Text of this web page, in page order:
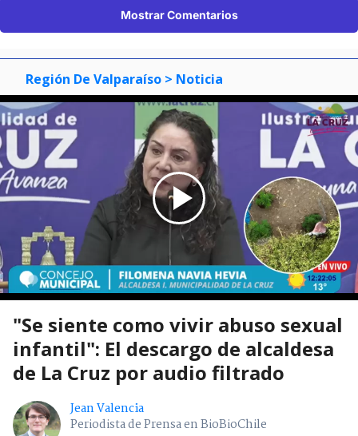
Mostrar Comentarios
Región De Valparaíso > Noticia
"Se siente como vivir abuso sexual
infantil": El descargo de alcaldesa
de La Cruz por audio filtrado
Jean Valencia
Periodista de Prensa en BioBioChile